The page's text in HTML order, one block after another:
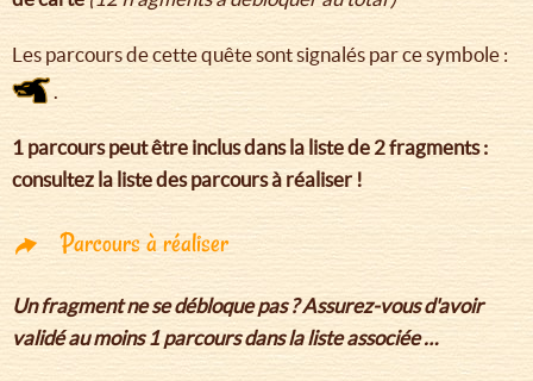
Les parcours de cette quête sont signalés par ce symbole :
.
1 parcours peut être inclus dans la liste de 2 fragments :
consultez la liste des parcours à réaliser !
Parcours à réaliser
Un fragment ne se débloque pas ? Assurez-vous d'avoir
validé au moins 1 parcours dans la liste associée …